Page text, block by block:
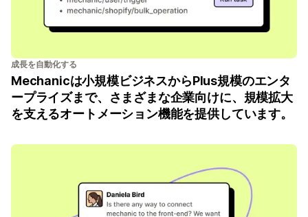
成長を自動化する
Mechanicは小規模ビジネスからPlus規模のエンタ
ープライズまで、さまざまな企業向けに、規模拡大
を支えるオートメーション機能を提供しています。